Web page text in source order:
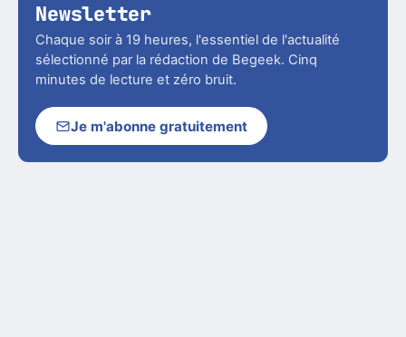
Newsletter
Chaque soir à 19 heures, l'essentiel de l'actualité
sélectionné par la rédaction de Begeek. Cinq
minutes de lecture et zéro bruit.
Je m'abonne gratuitement